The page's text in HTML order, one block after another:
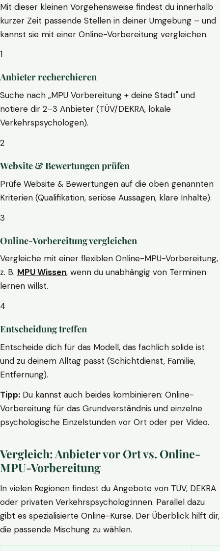
Mit dieser kleinen Vorgehensweise findest du innerhalb
kurzer Zeit passende Stellen in deiner Umgebung – und
kannst sie mit einer Online-Vorbereitung vergleichen.
1
Anbieter recherchieren
Suche nach „MPU Vorbereitung + deine Stadt" und
notiere dir 2–3 Anbieter (TÜV/DEKRA, lokale
Verkehrspsychologen).
2
Website & Bewertungen prüfen
Prüfe Website & Bewertungen auf die oben genannten
Kriterien (Qualifikation, seriöse Aussagen, klare Inhalte).
3
Online-Vorbereitung vergleichen
Vergleiche mit einer flexiblen Online-MPU-Vorbereitung,
z. B. MPU Wissen, wenn du unabhängig von Terminen
lernen willst.
4
Entscheidung treffen
Entscheide dich für das Modell, das fachlich solide ist
und zu deinem Alltag passt (Schichtdienst, Familie,
Entfernung).
Tipp: Du kannst auch beides kombinieren: Online-
Vorbereitung für das Grundverständnis und einzelne
psychologische Einzelstunden vor Ort oder per Video.
Vergleich: Anbieter vor Ort vs. Online-
MPU-Vorbereitung
In vielen Regionen findest du Angebote von TÜV, DEKRA
oder privaten Verkehrspsycholog:innen. Parallel dazu
gibt es spezialisierte Online-Kurse. Der Überblick hilft dir,
die passende Mischung zu wählen.